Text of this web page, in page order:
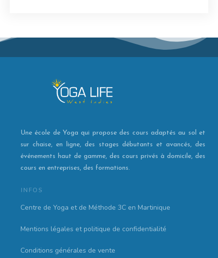
Une école de Yoga qui propose des cours adaptés au sol et
sur chaise, en ligne, des stages débutants et avancés, des
événements haut de gamme, des cours privés à domicile, des
cours en entreprises, des formations.
INFOS
Centre de Yoga et de Méthode 3C en Martinique
Mentions légales et politique de confidentialité
Conditions générales de vente